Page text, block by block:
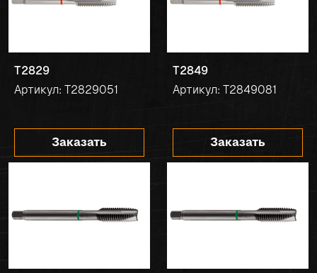
T2829
Артикул: T2829051
Заказать
T2849
Артикул: T2849081
Заказать